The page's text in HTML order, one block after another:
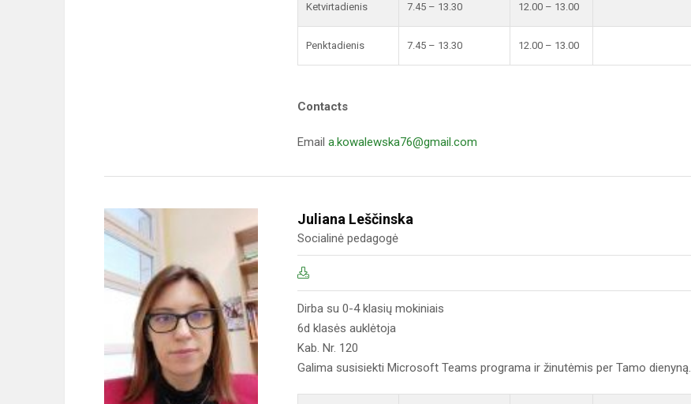
Ketvirtadienis 7.45 – 13.30 12.00 – 13.00
Penktadienis 7.45 – 13.30 12.00 – 13.00
Contacts
Email a.kowalewska76@gmail.com
Juliana Leščinska
Socialinė pedagogė
Dirba su 0-4 klasių mokiniais
6d klasės auklėtoja
Kab. Nr. 120
Galima susisiekti Microsoft Teams programa ir žinutėmis per Tamo dienyną.